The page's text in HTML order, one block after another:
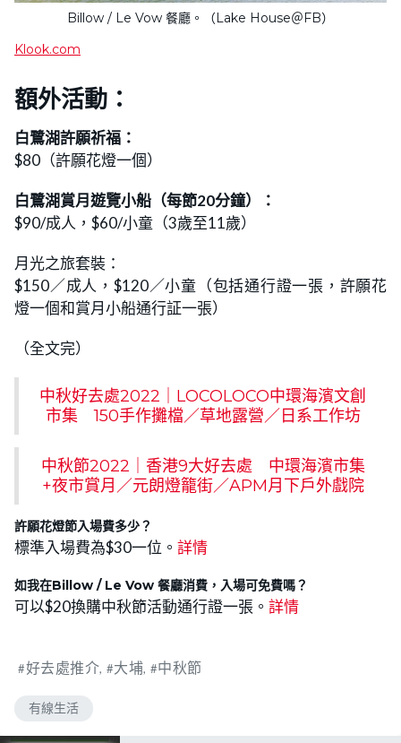
Billow / Le Vow 餐廳。（Lake House＠FB）
Klook.com
額外活動：
白鷺湖許願祈福：
$80（許願花燈一個）
白鷺湖賞月遊覽小船（每節20分鐘）：
$90/成人，$60/小童（3歲至11歲）
月光之旅套裝：
$150／成人，$120／小童（包括通行證一張，許願花
燈一個和賞月小船通行証一張）
（全文完）
中秋好去處2022｜LOCOLOCO中環海濱文創
市集 150手作攤檔／草地露營／日系工作坊
中秋節2022｜香港9大好去處 中環海濱市集
+夜市賞月／元朗燈籠街／APM月下戶外戲院
許願花燈節入場費多少？
標準入場費為$30一位。 詳情
如我在Billow / Le Vow 餐廳消費，入場可免費嗎？
可以$20換購中秋節活動通行證一張。 詳情
好去處推介 大埔 中秋節
有線生活